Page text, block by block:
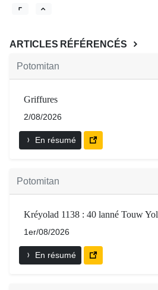
ARTICLES RÉFÉRENCÉS
Potomitan
Griffures
2/08/2026
En résumé
Potomitan
Kréyolad 1138 : 40 lanné Touw Yol
1er/08/2026
En résumé